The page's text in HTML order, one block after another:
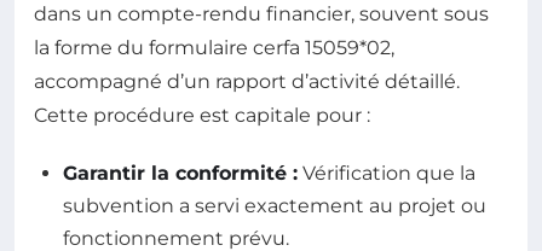
dans un compte-rendu financier, souvent sous
la forme du formulaire cerfa 15059*02,
accompagné d’un rapport d’activité détaillé.
Cette procédure est capitale pour :
Garantir la conformité : Vérification que la
subvention a servi exactement au projet ou
fonctionnement prévu.